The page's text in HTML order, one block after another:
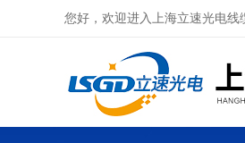
您好，欢迎进入上海立速光电线